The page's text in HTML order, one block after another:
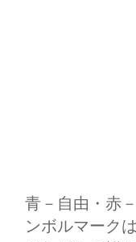
青－自由・赤
ンボルマーク